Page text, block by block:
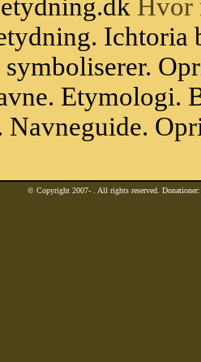
Hvor
Etymologi.
Navneguide.
© Copyright 2007- . All rights reserved.